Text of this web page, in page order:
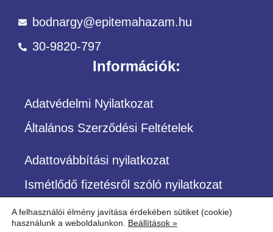
bodnargy@epitemahazam.hu
30-9820-797
Információk:
Adatvédelmi Nyilatkozat
Általános Szerződési Feltételek
Adattovábbítási nyilatkozat
Ismétlődő fizetésről szóló nyilatkozat
A felhasználói élmény javítása érdekében sütiket (cookie)
használunk a weboldalunkon. Beállítások »